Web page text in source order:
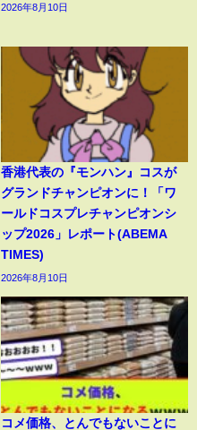
2026年8月10日
香港代表の『モンハン』コスが
グランドチャンピオンに！「ワ
ールドコスプレチャンピオンシ
ップ2026」レポート(ABEMA
TIMES)
2026年8月10日
コメ価格、とんでもないことに